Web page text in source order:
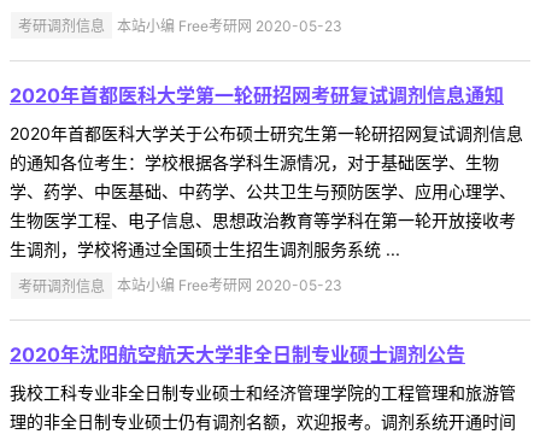
考研调剂信息 本站小编 Free考研网 2020-05-23
2020年首都医科大学第一轮研招网考研复试调剂信息通知
2020年首都医科大学关于公布硕士研究生第一轮研招网复试调剂信息
的通知各位考生：学校根据各学科生源情况，对于基础医学、生物
学、药学、中医基础、中药学、公共卫生与预防医学、应用心理学、
生物医学工程、电子信息、思想政治教育等学科在第一轮开放接收考
生调剂，学校将通过全国硕士生招生调剂服务系统 ...
考研调剂信息 本站小编 Free考研网 2020-05-23
2020年沈阳航空航天大学非全日制专业硕士调剂公告
我校工科专业非全日制专业硕士和经济管理学院的工程管理和旅游管
理的非全日制专业硕士仍有调剂名额，欢迎报考。调剂系统开通时间